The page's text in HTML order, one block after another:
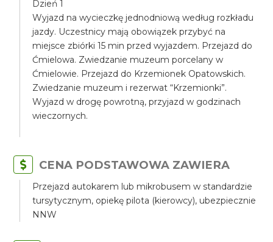
Dzień 1
Wyjazd na wycieczkę jednodniową według rozkładu
jazdy. Uczestnicy mają obowiązek przybyć na
miejsce zbiórki 15 min przed wyjazdem. Przejazd do
Ćmielowa. Zwiedzanie muzeum porcelany w
Ćmielowie. Przejazd do Krzemionek Opatowskich.
Zwiedzanie muzeum i rezerwat “Krzemionki”.
Wyjazd w drogę powrotną, przyjazd w godzinach
wieczornych.
CENA PODSTAWOWA ZAWIERA
Przejazd autokarem lub mikrobusem w standardzie
tursytycznym, opiekę pilota (kierowcy), ubezpiecznie
NNW